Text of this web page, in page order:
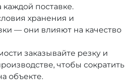
поставке.
хранения и
— они влияют на качество
заказывайте резку и
чтобы сократить
объекте.